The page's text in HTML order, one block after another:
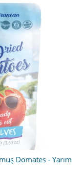
Domates - Yarım